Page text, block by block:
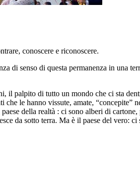
conoscere e riconoscere.
di senso di questa permanenza in una
il palpito di tutto un mondo che ci sta
che le hanno vissute, amate, “concepite”
della realtà : ci sono alberi di cartone,
da sotto terra. Ma è il paese del vero: ci